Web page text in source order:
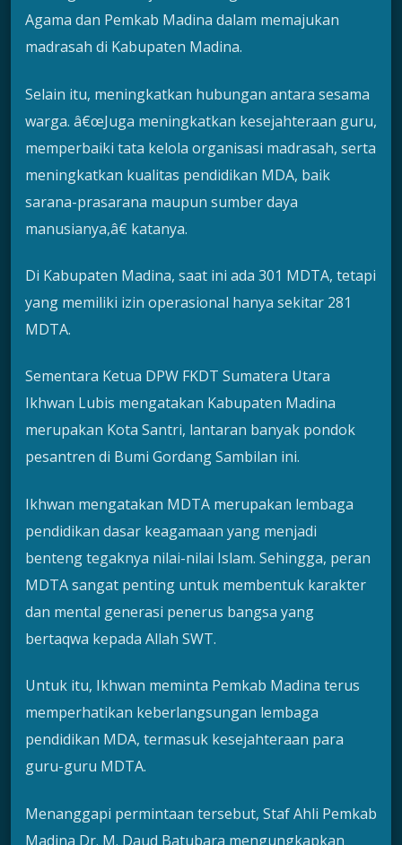
Agama dan Pemkab Madina dalam memajukan
madrasah di Kabupaten Madina.
Selain itu, meningkatkan hubungan antara sesama
warga. â€œJuga meningkatkan kesejahteraan guru,
memperbaiki tata kelola organisasi madrasah, serta
meningkatkan kualitas pendidikan MDA, baik
sarana-prasarana maupun sumber daya
manusianya,â€ katanya.
Di Kabupaten Madina, saat ini ada 301 MDTA, tetapi
yang memiliki izin operasional hanya sekitar 281
MDTA.
Sementara Ketua DPW FKDT Sumatera Utara
Ikhwan Lubis mengatakan Kabupaten Madina
merupakan Kota Santri, lantaran banyak pondok
pesantren di Bumi Gordang Sambilan ini.
Ikhwan mengatakan MDTA merupakan lembaga
pendidikan dasar keagamaan yang menjadi
benteng tegaknya nilai-nilai Islam. Sehingga, peran
MDTA sangat penting untuk membentuk karakter
dan mental generasi penerus bangsa yang
bertaqwa kepada Allah SWT.
Untuk itu, Ikhwan meminta Pemkab Madina terus
memperhatikan keberlangsungan lembaga
pendidikan MDA, termasuk kesejahteraan para
guru-guru MDTA.
Menanggapi permintaan tersebut, Staf Ahli Pemkab
Madina Dr. M. Daud Batubara mengungkapkan